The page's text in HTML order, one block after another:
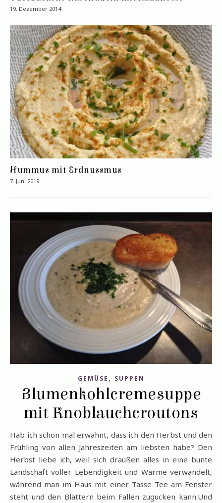
19. Dezember 2014
Hummus mit Erdnussmus
7. Juni 2019
GEMÜSE , SUPPEN
Blumenkohlcremesuppe
mit Knoblauchcroutons
Hab ich schon mal erwähnt, dass ich den Herbst und den
Frühling von allen Jahreszeiten am liebsten habe? Den
Herbst liebe ich, weil sich draußen alles in eine bunte
Landschaft voller Lebendigkeit und Wärme verwandelt,
während man im Haus mit einer Tasse Tee am Fenster
steht und den Blättern beim Fallen zugucken kann.Und